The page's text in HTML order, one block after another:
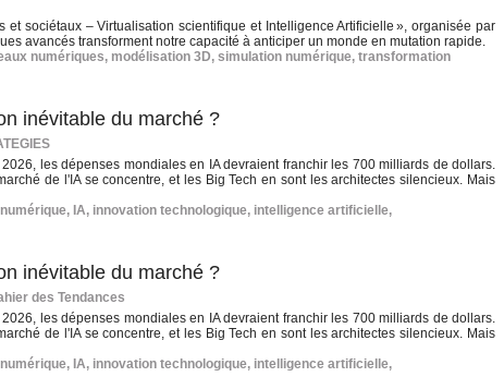
sociétaux – Virtualisation scientifique et Intelligence Artificielle », organisée par
avancés transforment notre capacité à anticiper un monde en mutation rapide.
numériques, modélisation 3D, simulation numérique, transformation
inévitable du marché ?
les dépenses mondiales en IA devraient franchir les 700 milliards de dollars.
de l'IA se concentre, et les Big Tech en sont les architectes silencieux. Mais
, IA, innovation technologique, intelligence artificielle,
inévitable du marché ?
des Tendances
les dépenses mondiales en IA devraient franchir les 700 milliards de dollars.
de l'IA se concentre, et les Big Tech en sont les architectes silencieux. Mais
, IA, innovation technologique, intelligence artificielle,